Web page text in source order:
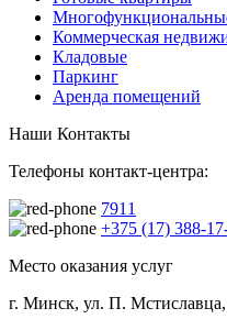
Коммерческая
Кладовые
Паркинг
Аренда помещений
Наши Контакты
Телефоны контакт-центра:
7911
+375 (17) 388-
Место оказания услуг
г. Минск, ул. П.